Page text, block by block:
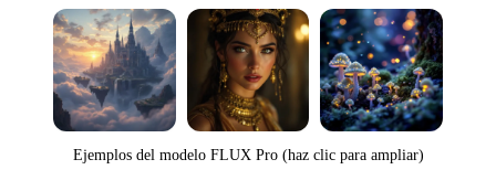
Ejemplos del modelo FLUX Pro (haz clic para ampliar)